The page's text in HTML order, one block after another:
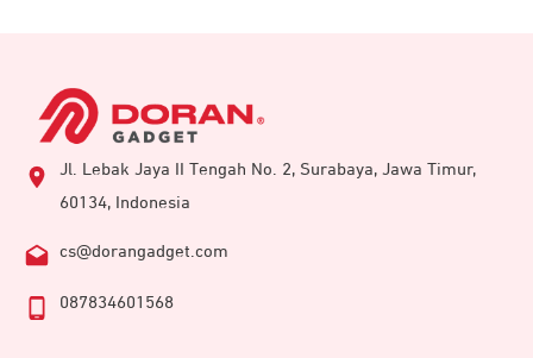
Jl. Lebak Jaya II Tengah No. 2, Surabaya, Jawa Timur,
60134, Indonesia
cs@dorangadget.com
087834601568